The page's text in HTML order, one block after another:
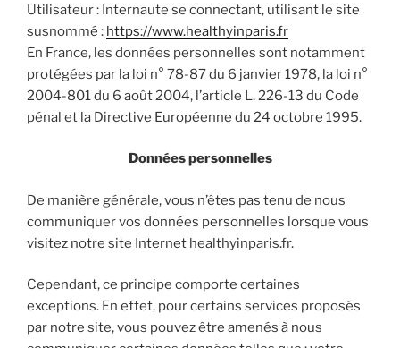
Utilisateur : Internaute se connectant, utilisant le site
susnommé : https://www.healthyinparis.fr
En France, les données personnelles sont notamment
protégées par la loi n° 78-87 du 6 janvier 1978, la loi n°
2004-801 du 6 août 2004, l’article L. 226-13 du Code
pénal et la Directive Européenne du 24 octobre 1995.
Données personnelles
De manière générale, vous n’êtes pas tenu de nous
communiquer vos données personnelles lorsque vous
visitez notre site Internet healthyinparis.fr.
Cependant, ce principe comporte certaines
exceptions. En effet, pour certains services proposés
par notre site, vous pouvez être amenés à nous